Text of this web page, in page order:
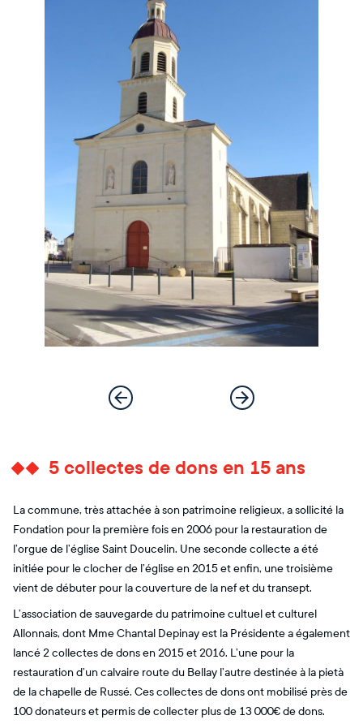
5 collectes de dons en 15 ans
La commune, très attachée à son patrimoine religieux, a sollicité la
Fondation pour la première fois en 2006 pour la restauration de
l’orgue de l’église Saint Doucelin. Une seconde collecte a été
initiée pour le clocher de l’église en 2015 et enfin, une troisième
vient de débuter pour la couverture de la nef et du transept.
L’association de sauvegarde du patrimoine cultuel et culturel
Allonnais, dont Mme Chantal Depinay est la Présidente a également
lancé 2 collectes de dons en 2015 et 2016. L’une pour la
restauration d’un calvaire route du Bellay l’autre destinée à la pietà
de la chapelle de Russé. Ces collectes de dons ont mobilisé près de
100 donateurs et permis de collecter plus de 13 000€ de dons.